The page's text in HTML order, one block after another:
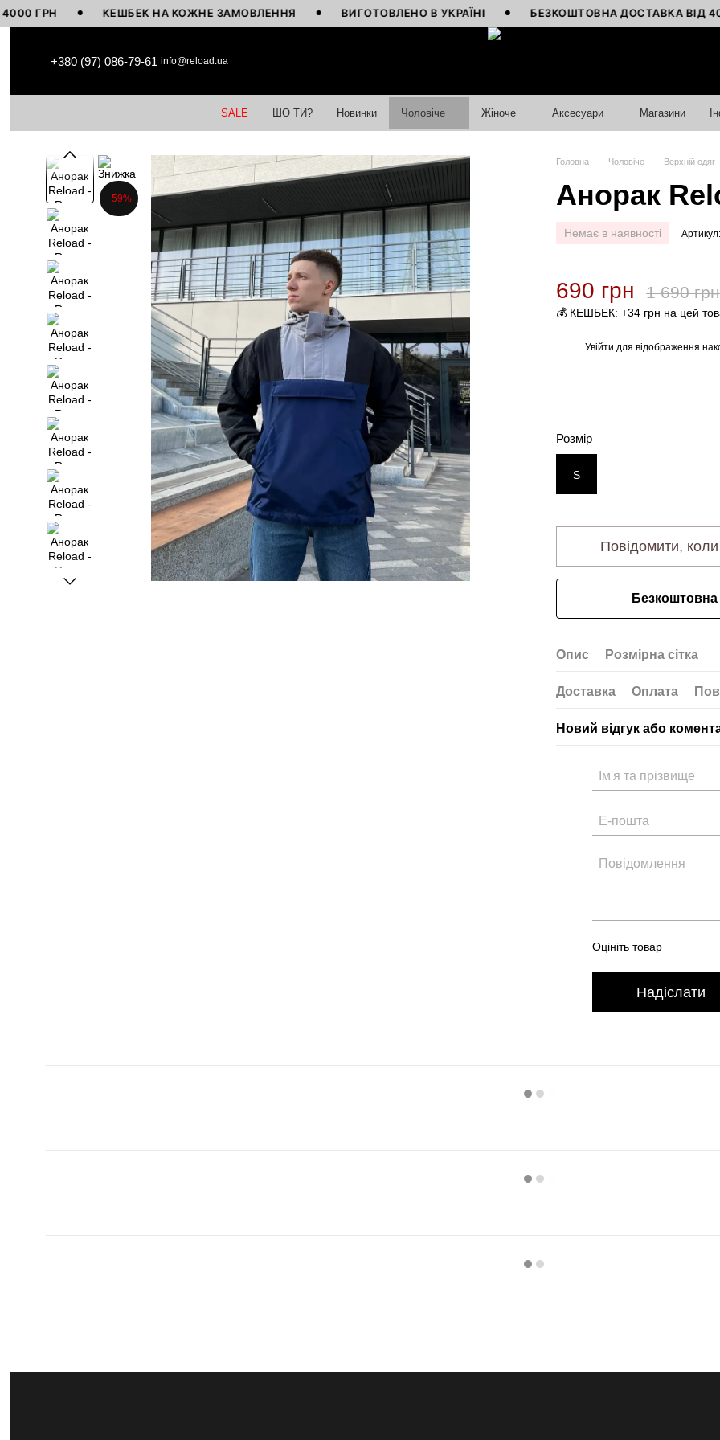
КЕШБЕК НА КОЖНЕ ЗАМОВЛЕННЯ ВИГОТОВЛЕНО В УКРАЇНІ БЕЗКОШТОВНА ДОСТАВКА ВІД 4000
+380 (97) 086-79-61 info@reload.ua
SALE ШО ТИ? Новинки Чоловіче Жіноче Аксесуари Магазини
−59%
Головна Чоловіче Верхній одяг
Анорак
Немає в наявності
690 грн 1 690 грн
💰 КЕШБЕК: +34 грн на цей
Увійти для відображення
Розмір
S
Повідомити, коли
Безкоштовна
Опис Розмірна сітка
Доставка Оплата
Новий відгук або
Оцініть товар
Надіслати